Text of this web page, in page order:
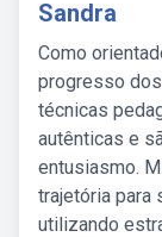
Sandra
Como
progresso
técnicas
autênticas e
entusiasmo.
trajetória para
utilizando